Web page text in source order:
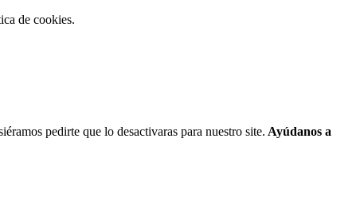
de cookies.
pedirte que lo desactivaras para nuestro site. Ayúdanos a